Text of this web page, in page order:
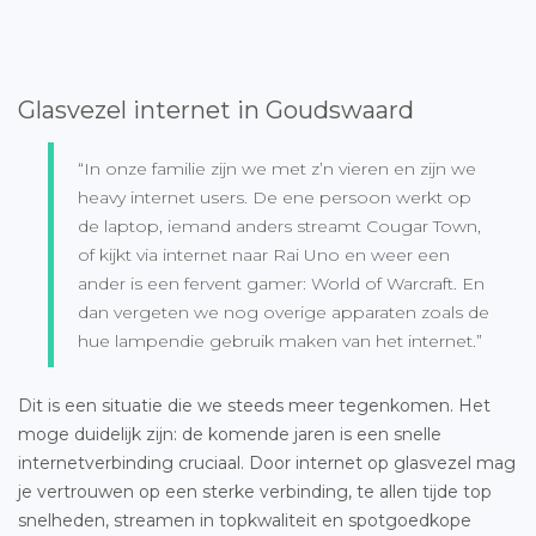
Glasvezel internet in Goudswaard
“In onze familie zijn we met z’n vieren en zijn we
heavy internet users. De ene persoon werkt op
de laptop, iemand anders streamt Cougar Town,
of kijkt via internet naar Rai Uno en weer een
ander is een fervent gamer: World of Warcraft. En
dan vergeten we nog overige apparaten zoals de
hue lampendie gebruik maken van het internet.”
Dit is een situatie die we steeds meer tegenkomen. Het
moge duidelijk zijn: de komende jaren is een snelle
internetverbinding cruciaal. Door internet op glasvezel mag
je vertrouwen op een sterke verbinding, te allen tijde top
snelheden, streamen in topkwaliteit en spotgoedkope